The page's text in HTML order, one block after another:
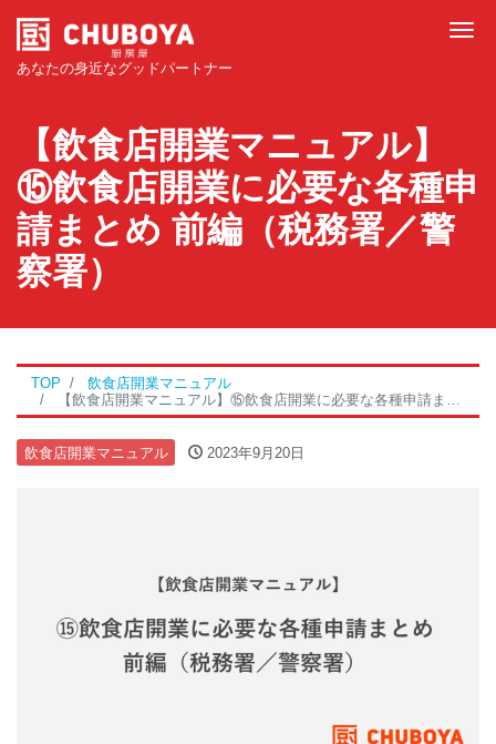
あなたの身近なグッドパートナー
【飲食店開業マニュアル】
⑮飲食店開業に必要な各種申
請まとめ 前編（税務署／警
察署）
TOP
飲食店開業マニュアル
【飲食店開業マニュアル】⑮飲食店開業に必要な各種申請まとめ 前編（税務署／警察署）
飲食店開業マニュアル 2023年9月20日